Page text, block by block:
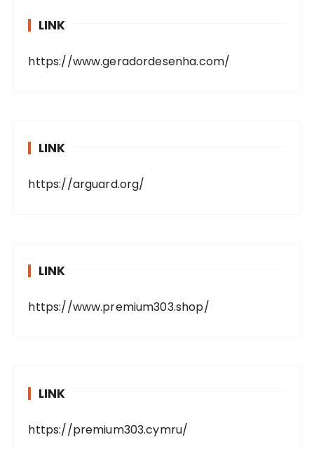
LINK
https://www.geradordesenha.com/
LINK
https://arguard.org/
LINK
https://www.premium303.shop/
LINK
https://premium303.cymru/